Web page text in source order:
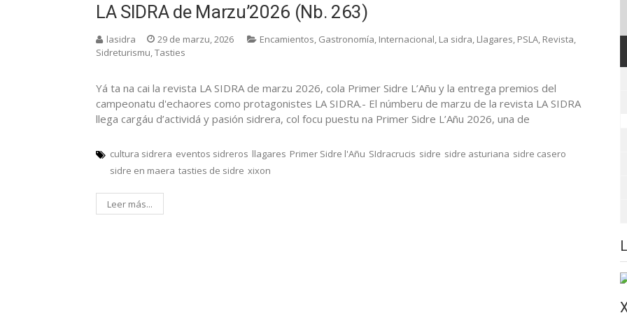
LA SIDRA de Marzu’2026 (Nb. 263)
lasidra 29 de marzu, 2026 Encamientos, Gastronomía, Internacional, La sidra, Llagares, PSLA, Revista,
Sidreturismu,Tasties
Yá ta na cai la revista LA SIDRA de marzu 2026, cola Primer Sidre L’Añu y la entrega premios del
campeonatu d'echaores como protagonistes LA SIDRA.- El númberu de marzu de la revista LA SIDRA
llega cargáu d’actividá y pasión sidrera, col focu puestu na Primer Sidre L’Añu 2026, una de
cultura sidrera eventos sidreros llagares Primer Sidre l'Añu SIdracrucis sidre sidre asturiana sidre casero
sidre en maera tasties de sidre xixon
Leer más...